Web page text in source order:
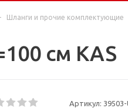
- Шланги и прочие комплектующие
см KAS
Артикул: 39503-